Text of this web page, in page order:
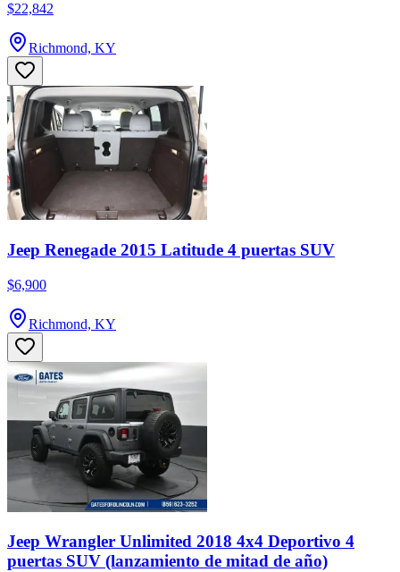
$22,842
Richmond, KY
Jeep Renegade 2015 Latitude 4 puertas SUV
$6,900
Richmond, KY
Jeep Wrangler Unlimited 2018 4x4 Deportivo 4
puertas SUV (lanzamiento de mitad de año)